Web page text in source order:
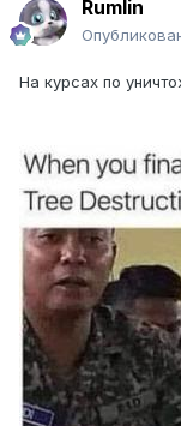
Rumlin
На курсах по